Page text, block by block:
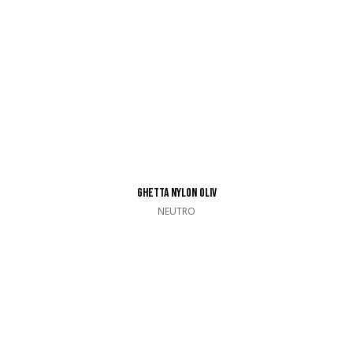
GHETTA NYLON OLIV
NEUTRO